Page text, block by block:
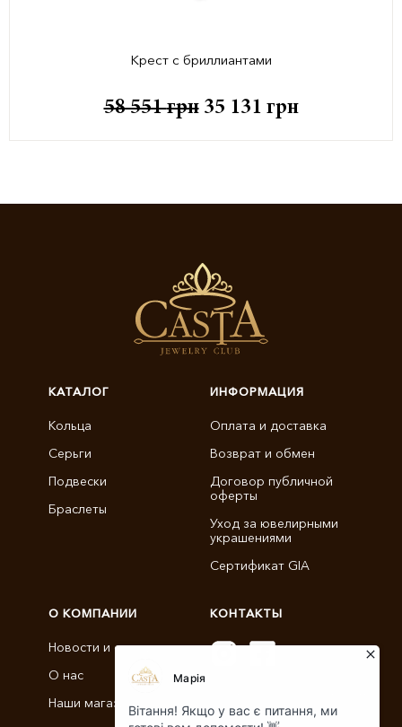
Крест с бриллиантами
58 551грн 35 131 грн
КАТАЛОГ
Кольца
Серьги
Подвески
Браслеты
ИНФОРМАЦИЯ
Оплата и доставка
Возврат и обмен
Договор публичной
оферты
Уход за ювелирными
украшениями
Сертификат GIA
О КОМПАНИИ
Новости и статьи
О нас
Наши магазины
КОНТАКТЫ